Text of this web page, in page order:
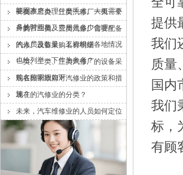
能回本？
要在政府办理什麽手术。大概需要
多长时间？
一类、二类、三类汽修厂一天一个
月的营业额及费用是多少合理？
一类、二类、三类汽修厂需要配备
的人员及数量，工资根据各地情况
也给列举一下作为参考？
汽修厂设备采购名称明细
一类、二类、三类汽修厂的设备采
购名称明细如下：
现在国家政府对汽修业的政策和措
施？
现在的汽修业的分类？
未来，汽车维修业的人员如何定位
和分类？
提供
我们
质量
国内
我们
标，
有顾